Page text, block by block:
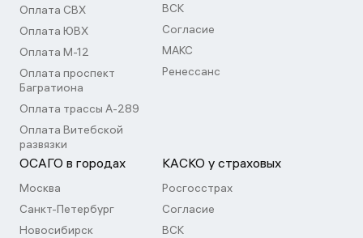
Оплата СВХ
Оплата ЮВХ
Оплата М-12
Оплата проспект
Багратиона
Оплата трассы А-289
Оплата Витебской
развязки
ВСК
Согласие
МАКС
Ренессанс
ОСАГО в городах
Москва
Санкт-Петербург
Новосибирск
КАСКО у страховых
Росгосстрах
Согласие
ВСК